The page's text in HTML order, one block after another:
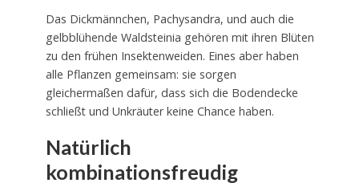
Das Dickmännchen, Pachysandra, und auch die
gelbblühende Waldsteinia gehören mit ihren Blüten
zu den frühen Insektenweiden. Eines aber haben
alle Pflanzen gemeinsam: sie sorgen
gleichermaßen dafür, dass sich die Bodendecke
schließt und Unkräuter keine Chance haben.
Natürlich
kombinationsfreudig